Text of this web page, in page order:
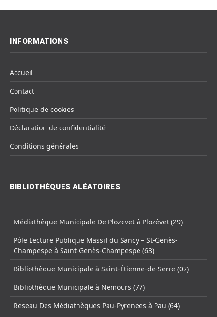
INFORMATIONS
Accueil
Contact
Politique de cookies
Déclaration de confidentialité
Conditions générales
BIBLIOTHÈQUES ALÉATOIRES
Médiathèque Municipale De Plozevet à Plozévet (29)
Pôle Lecture Publique Massif du Sancy – St-Genès-
Champespe à Saint-Genès-Champespe (63)
Bibliothèque Municipale à Saint-Étienne-de-Serre (07)
Bibliothèque Municipale à Nemours (77)
Reseau Des Médiathèques Pau-Pyrenees à Pau (64)